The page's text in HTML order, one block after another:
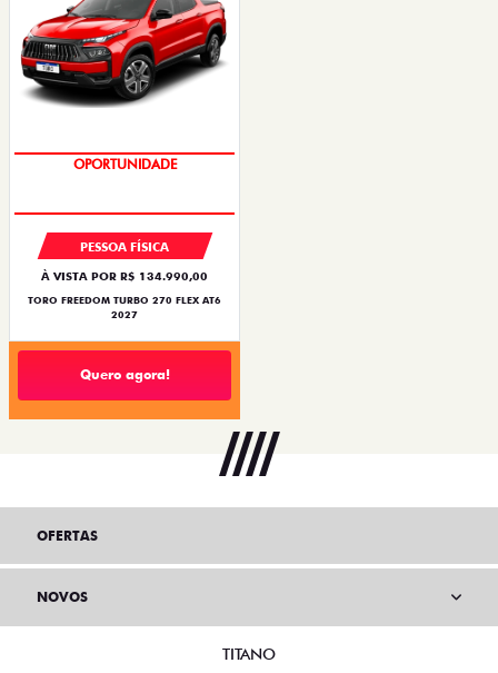
OPORTUNIDADE
PESSOA FÍSICA
À VISTA POR R$ 134.990,00
TORO FREEDOM TURBO 270 FLEX AT6
2027
Quero agora!
OFERTAS
NOVOS
TITANO